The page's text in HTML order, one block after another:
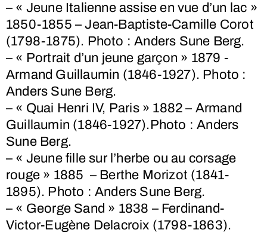
– « Jeune Italienne assise en vue d’un lac »
1850-1855 – Jean-Baptiste-Camille Corot
(1798-1875). Photo : Anders Sune Berg.
– « Portrait d’un jeune garçon » 1879 -
Armand Guillaumin (1846-1927). Photo :
Anders Sune Berg.
– « Quai Henri IV, Paris » 1882 – Armand
Guillaumin (1846-1927).Photo : Anders
Sune Berg.
– « Jeune fille sur l’herbe ou au corsage
rouge » 1885 – Berthe Morizot (1841-
1895). Photo : Anders Sune Berg.
– « George Sand » 1838 – Ferdinand-
Victor-Eugène Delacroix (1798-1863).